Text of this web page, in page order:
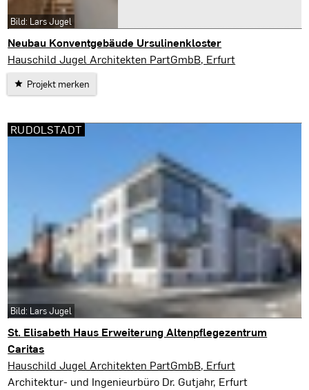
Neubau Konventgebäude Ursulinenkloster
Erfurt
Hauschild Jugel Architekten PartGmbB, Erfurt
Projekt merken
Bild: Lars Jugel
St. Elisabeth Haus Erweiterung Altenpflegezentrum
Caritas
Rudolstadt
Hauschild Jugel Architekten PartGmbB, Erfurt
Architektur- und Ingenieurbüro Dr. Gutjahr, Erfurt
RUDOLSTADT
Bild: Lars Jugel